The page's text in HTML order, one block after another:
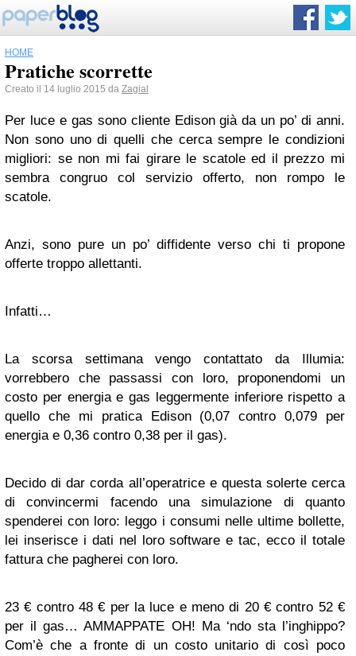
HOME
Pratiche scorrette
Creato il 14 luglio 2015 da Zagial
Per luce e gas sono cliente Edison già da un po’ di anni.
Non sono uno di quelli che cerca sempre le condizioni
migliori: se non mi fai girare le scatole ed il prezzo mi
sembra congruo col servizio offerto, non rompo le
scatole.
Anzi, sono pure un po’ diffidente verso chi ti propone
offerte troppo allettanti.
Infatti…
La scorsa settimana vengo contattato da Illumia:
vorrebbero che passassi con loro, proponendomi un
costo per energia e gas leggermente inferiore rispetto a
quello che mi pratica Edison (0,07 contro 0,079 per
energia e 0,36 contro 0,38 per il gas).
Decido di dar corda all’operatrice e questa solerte cerca
di convincermi facendo una simulazione di quanto
spenderei con loro: leggo i consumi nelle ultime bollette,
lei inserisce i dati nel loro software e tac, ecco il totale
fattura che pagherei con loro.
23 € contro 48 € per la luce e meno di 20 € contro 52 €
per il gas… AMMAPPATE OH! Ma ‘ndo sta l’inghippo?
Com’è che a fronte di un costo unitario di così poco